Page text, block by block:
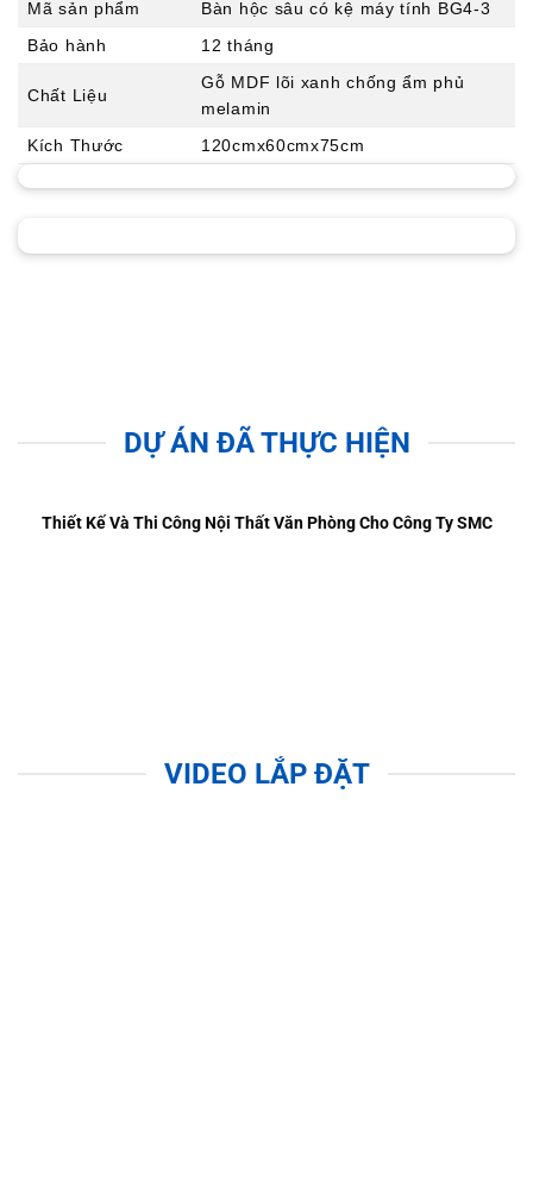
giá
Mã sản phẩm
Bàn hộc sâu có kệ máy tính BG4-3
Bảo hành
12 tháng
Chất Liệu
Gỗ MDF lõi xanh chống ẩm phủ
melamin
Kích Thước
120cmx60cmx75cm
DỰ ÁN ĐÃ THỰC HIỆN
Thiết Kế Và Thi Công Nội Thất Văn Phòng Cho Công Ty SMC
VIDEO LẮP ĐẶT